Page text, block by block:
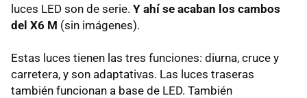
luces LED son de serie. Y ahí se acaban los cambos
del X6 M (sin imágenes).
Estas luces tienen las tres funciones: diurna, cruce y
carretera, y son adaptativas. Las luces traseras
también funcionan a base de LED. También